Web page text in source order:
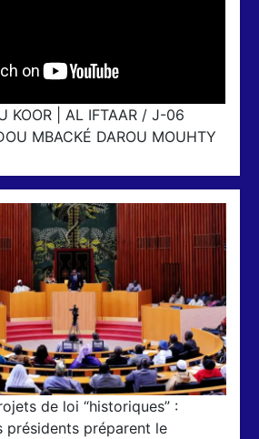
KOOR | AL IFTAAR / J-06
MBACKÉ DAROU MOUHTY
de loi “historiques” :
présidents préparent le